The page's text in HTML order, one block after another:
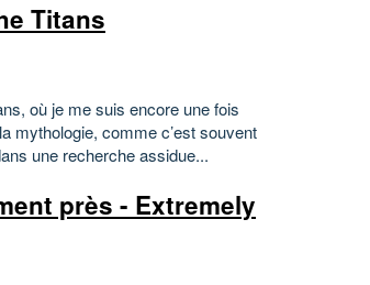
Titans
où je me suis encore une fois
mythologie, comme c’est souvent
une recherche assidue...
près - Extremely